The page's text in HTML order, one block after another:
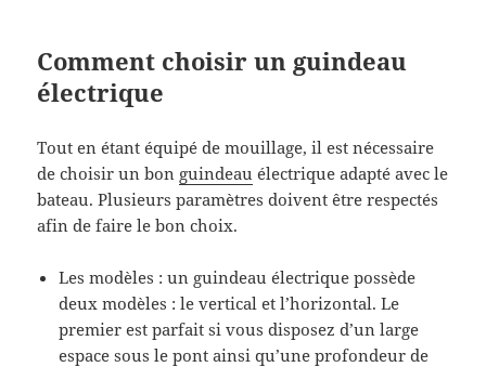
Comment choisir un guindeau
électrique
Tout en étant équipé de mouillage, il est nécessaire
de choisir un bon guindeau électrique adapté avec le
bateau. Plusieurs paramètres doivent être respectés
afin de faire le bon choix.
Les modèles : un guindeau électrique possède
deux modèles : le vertical et l’horizontal. Le
premier est parfait si vous disposez d’un large
espace sous le pont ainsi qu’une profondeur de